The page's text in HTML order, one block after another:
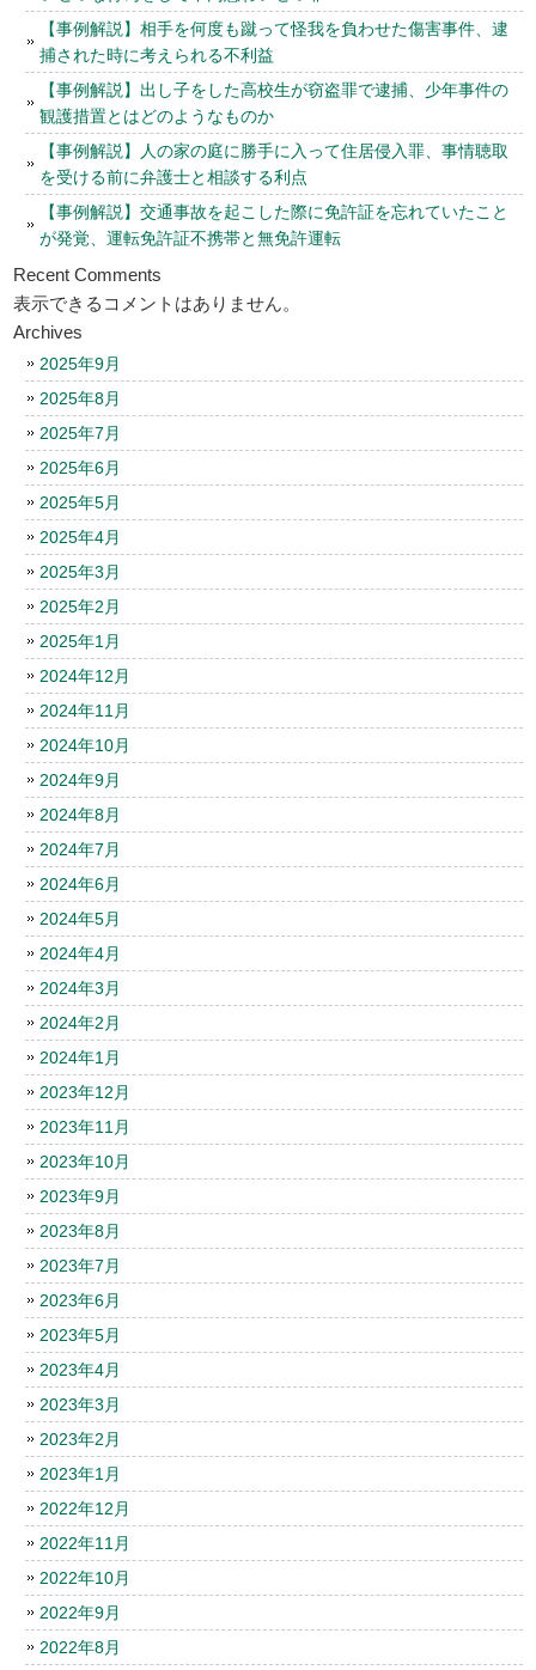
【事例解説】相手を何度も蹴って怪我を負わせた傷害事件、逮
捕された時に考えられる不利益
【事例解説】出し子をした高校生が窃盗罪で逮捕、少年事件の
観護措置とはどのようなものか
【事例解説】人の家の庭に勝手に入って住居侵入罪、事情聴取
を受ける前に弁護士と相談する利点
【事例解説】交通事故を起こした際に免許証を忘れていたこと
が発覚、運転免許証不携帯と無免許運転
Recent Comments
表示できるコメントはありません。
Archives
2025年9月
2025年8月
2025年7月
2025年6月
2025年5月
2025年4月
2025年3月
2025年2月
2025年1月
2024年12月
2024年11月
2024年10月
2024年9月
2024年8月
2024年7月
2024年6月
2024年5月
2024年4月
2024年3月
2024年2月
2024年1月
2023年12月
2023年11月
2023年10月
2023年9月
2023年8月
2023年7月
2023年6月
2023年5月
2023年4月
2023年3月
2023年2月
2023年1月
2022年12月
2022年11月
2022年10月
2022年9月
2022年8月